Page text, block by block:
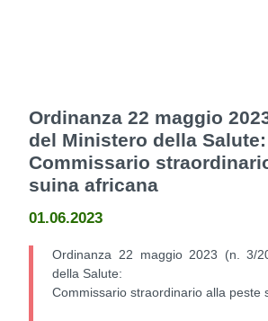
Ordinanza 22 maggio
del Ministero della Salute:
Commissario
suina africana
01.06.2023
Ordinanza 22 maggio 2023 (n. 3/
della Salute:
Commissario straordinario alla peste